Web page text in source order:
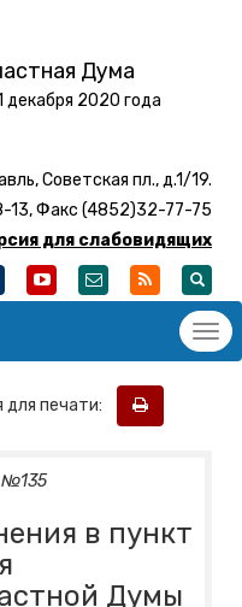
Дума
2020 года
Советская пл., д.1/19.
13, Факс (4852)32-77-75
для слабовидящих
для печати:
№135
в пункт
Думы